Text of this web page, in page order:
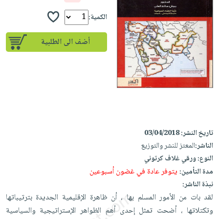
إختياراتنا
كتب
أكاديمية
صندوق
القراءة
English
iKitab
بلا
حدود
أسئلة
يتكرر
Android
تحميل
iKitab
على
Apple
يتكرر
طرحها
تحميل
masmu3
على
Android
على
Apple
المواضيع
الأكثر
مبيعاً
وسائل
تعليمية
صندوق
الصحة
والعناية
الشخصية
جديد
الشخصية
العناية
وتصفيف
الشعر
العناية
بالجسم
والسفرة
جديد
الكل
أواني
الطهي
أدوات
متجر
الهدايا
أقسام
الكمية:
أضف الى الطلبية
تاريخ النشر:03/04/2018
الناشر:المعتز للنشر والتوزيع
النوع:ورقي غلاف كرتوني
مدة التأمين:يتوفر عادة في غضون أسبوعين
نبذة الناشر:
لقد بات من الأمور المسلم بها ، أن ظاهرة الإقليمية الجديدة بترتيباتها
وتكتلاتها ، أضحت تمثل إحدى أهم الظواهر الإستراتيجية والسياسية